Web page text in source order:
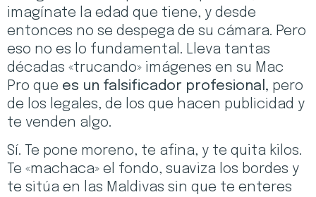
imagínate la edad que tiene, y desde
entonces no se despega de su cámara. Pero
eso no es lo fundamental. Lleva tantas
décadas «trucando» imágenes en su Mac
Pro que es un falsificador profesional, pero
de los legales, de los que hacen publicidad y
te venden algo.
Sí. Te pone moreno, te afina, y te quita kilos.
Te «machaca» el fondo, suaviza los bordes y
te sitúa en las Maldivas sin que te enteres